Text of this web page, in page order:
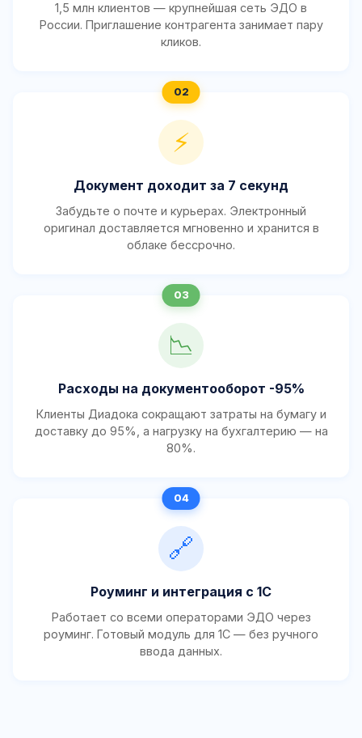
1,5 млн клиентов — крупнейшая сеть ЭДО в
России. Приглашение контрагента занимает пару
кликов.
⚡
Документ доходит за 7 секунд
Забудьте о почте и курьерах. Электронный
оригинал доставляется мгновенно и хранится в
облаке бессрочно.
📉
Расходы на документооборот -95%
Клиенты Диадока сокращают затраты на бумагу и
доставку до 95%, а нагрузку на бухгалтерию — на
80%.
🔗
Роуминг и интеграция с 1С
Работает со всеми операторами ЭДО через
роуминг. Готовый модуль для 1С — без ручного
ввода данных.